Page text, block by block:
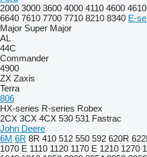
2000 3000 3600 4000 4110 4600 4610
6640 7610 7700 7710 8210 8340 E-
Major Super Major
AL
44C
Commander
4900
ZX Zaxis
Terra
806
HX-series R-series Robex
2CX 3CX 4CX 530 531 Fastrac
John Deere
6M 6R 8R 410 512 550 592 620R
1070 E 1110 1120 1170 E 1210 1270